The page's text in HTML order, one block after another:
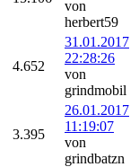
von
herbert59
4.652
31.01.2017
22:28:26
von
grindmobil
3.395
26.01.2017
11:19:07
von
grindbatzn